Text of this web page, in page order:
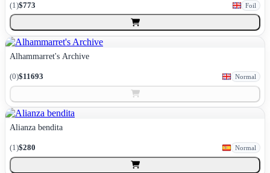
(1)$773 Foil
Alhammarret's Archive
(0)$11693 Normal
Alianza bendita
(1)$280 Normal